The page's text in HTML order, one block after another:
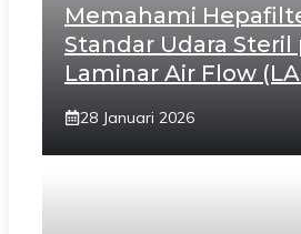
Memahami
Standar Udara
Laminar Air Flow
28 Januari 2026